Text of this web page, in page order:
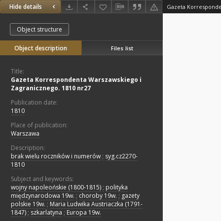
Hide details
Object structure
Object description Files list
Title:
Gazeta Korrespondenta Warszawskiego i
Zagranicznego. 1810 nr27
Publication date:
1810
Place of publication:
Warszawa
Description:
brak wielu roczników i numerów ; syg.cz2270-
1810
Subject and keywords:
wojny napoleońskie (1800-1815) ; polityka
międzynarodowa 19w. ; choroby 19w. ; gazety
polskie 19w. ; Maria Ludwika Austriaczka (1791-
1847) ; szkarlatyna ; Europa 19w.